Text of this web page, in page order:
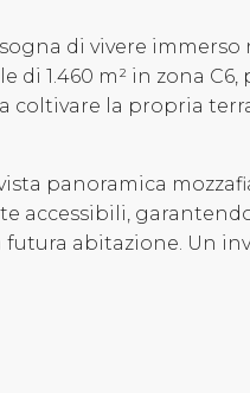
di vivere
di 1.460 m² in zona
coltivare la propria
panoramica
accessibili,
abitazione. Un